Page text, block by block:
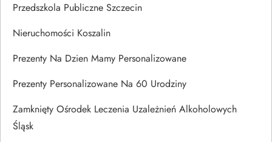
Przedszkola Publiczne Szczecin
Nieruchomości Koszalin
Prezenty Na Dzien Mamy Personalizowane
Prezenty Personalizowane Na 60 Urodziny
Zamknięty Ośrodek Leczenia Uzależnień Alkoholowych
Śląsk